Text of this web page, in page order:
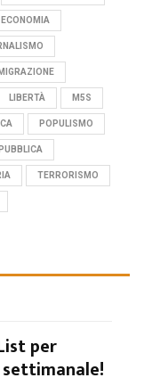
ECONOMIA
LIBERTÀ M5S
POPULISMO
TERRORISMO
per